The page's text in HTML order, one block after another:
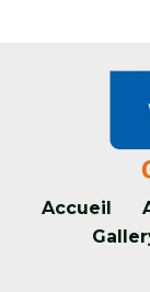
Accueil